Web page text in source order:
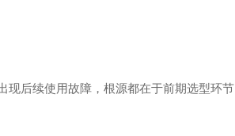
现后续使用故障，根源都在于前期选型环节